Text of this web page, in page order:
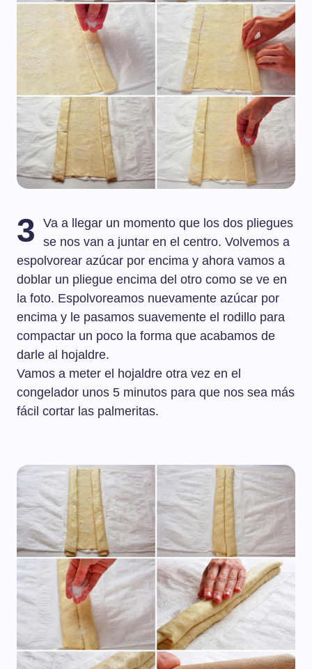
3
Va a llegar un momento que los dos pliegues
se nos van a juntar en el centro. Volvemos a
espolvorear azúcar por encima y ahora vamos a
doblar un pliegue encima del otro como se ve en
la foto. Espolvoreamos nuevamente azúcar por
encima y le pasamos suavemente el rodillo para
compactar un poco la forma que acabamos de
darle al hojaldre.
Vamos a meter el hojaldre otra vez en el
congelador unos 5 minutos para que nos sea más
fácil cortar las palmeritas.